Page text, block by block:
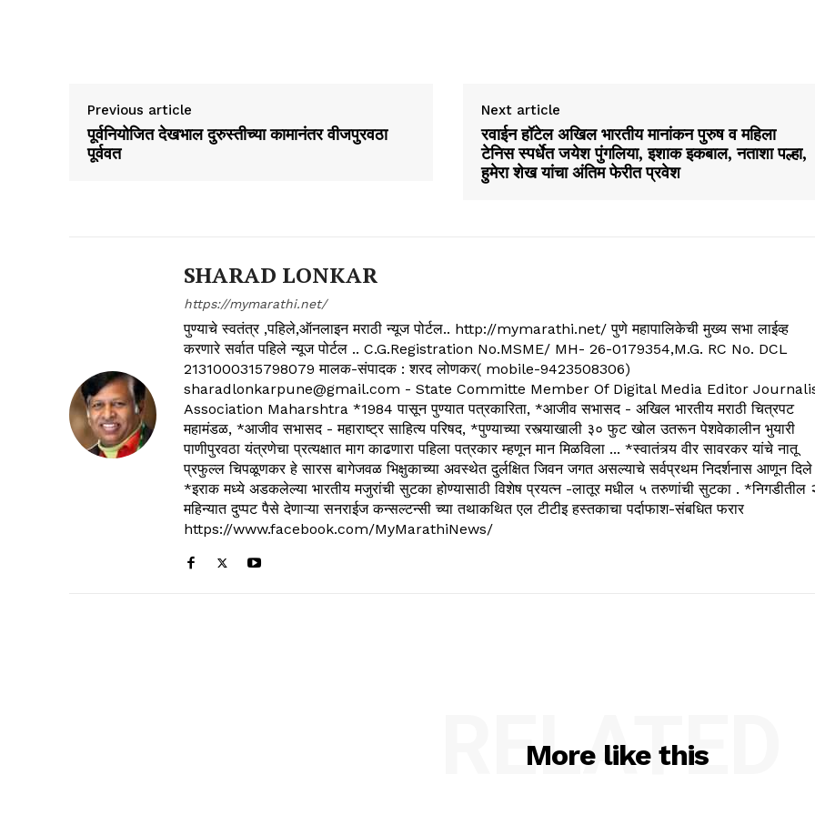
Previous article
पूर्वनियोजित देखभाल दुरुस्तीच्या कामानंतर वीजपुरवठा
पूर्ववत
Next article
रवाईन हॉटेल अखिल भारतीय मानांकन पुरुष व महिला
टेनिस स्पर्धेत जयेश पुंगलिया, इशाक इकबाल, नताशा पल्हा,
हुमेरा शेख यांचा अंतिम फेरीत प्रवेश
SHARAD LONKAR
https://mymarathi.net/
पुण्याचे स्वतंत्र ,पहिले,ऑनलाइन मराठी न्यूज पोर्टल.. http://mymarathi.net/ पुणे महापालिकेची मुख्य सभा लाईव्ह
करणारे सर्वात पहिले न्यूज पोर्टल .. C.G.Registration No.MSME/ MH- 26-0179354,M.G. RC No. DCL
2131000315798079 मालक-संपादक : शरद लोणकर( mobile-9423508306)
sharadlonkarpune@gmail.com - State Committe Member Of Digital Media Editor
Association Maharshtra *1984 पासून पुण्यात पत्रकारिता, *आजीव सभासद - अखिल भारतीय मराठी चित्रपट
महामंडळ, *आजीव सभासद - महाराष्ट्र साहित्य परिषद, *पुण्याच्या रस्त्याखाली ३० फुट खोल उतरून पेशवेकालीन भुयारी
पाणीपुरवठा यंत्रणेचा प्रत्यक्षात माग काढणारा पहिला पत्रकार म्हणून मान मिळविला ... *स्वातंत्र्य वीर सावरकर यांचे नातू
प्रफुल्ल चिपळूणकर हे सारस बागेजवळ भिक्षुकाच्या अवस्थेत दुर्लक्षित जिवन जगत असल्याचे सर्वप्रथम निदर्शनास आणून दिले
*इराक मध्ये अडकलेल्या भारतीय मजुरांची सुटका होण्यासाठी विशेष प्रयत्न -लातूर मधील ५ तरुणांची सुटका . *निगडीतील
महिन्यात दुप्पट पैसे देणाऱ्या सनराईज कन्सल्टन्सी च्या तथाकथित एल टीटीइ हस्तकाचा पर्दाफाश-संबधित फरार
https://www.facebook.com/MyMarathiNews/
More like this
RELATED